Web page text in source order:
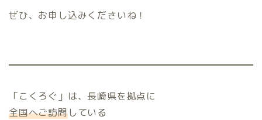
ぜひ、お申し込みくださいね！
「こくろぐ」は、長崎県を拠点に
全国へご訪問している